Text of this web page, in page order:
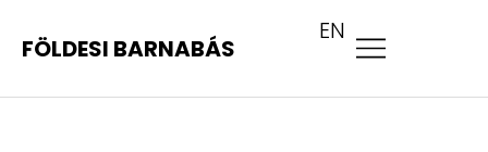
FÖLDESI BARNABÁS
EN